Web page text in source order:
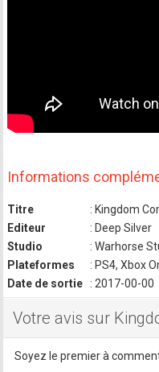
Informations
Titre
: Kingdom
Editeur
: Deep Silver
Studio
: Warhorse
Plateformes
: PS4, Xbox
Date de sortie
: 2017-00-00
Votre avis sur
Soyez le premier à